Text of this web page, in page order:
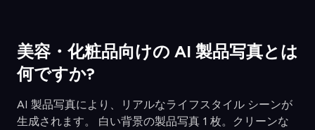
美容・化粧品向けの AI 製品写真とは
何ですか?
AI 製品写真により、リアルなライフスタイル シーンが
生成されます。 白い背景の製品写真 1 枚。クリーンな